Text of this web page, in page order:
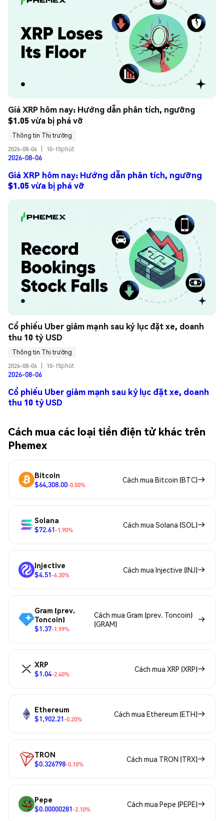
Giá XRP hôm nay: Hướng dẫn phân tích, ngưỡng
$1.05 vừa bị phá vỡ
Thông tin Thị trường
2026-08-06
10-15phút
2026-08-06
Giá XRP hôm nay: Hướng dẫn phân tích, ngưỡng
$1.05 vừa bị phá vỡ
Cổ phiếu Uber giảm mạnh sau kỷ lục đặt xe, doanh
thu 10 tỷ USD
Thông tin Thị trường
2026-08-06
10-15phút
2026-08-06
Cổ phiếu Uber giảm mạnh sau kỷ lục đặt xe, doanh
thu 10 tỷ USD
Cách mua các loại tiền điện tử khác trên
Phemex
Bitcoin
$64,308.00-0.50%
Cách mua Bitcoin (BTC)
Solana
$72.61-1.90%
Cách mua Solana (SOL)
Injective
$4.51-6.30%
Cách mua Injective (INJ)
Gram (prev.
Toncoin)
$1.37-1.99%
Cách mua Gram (prev. Toncoin)
(GRAM)
XRP
$1.04-2.40%
Cách mua XRP (XRP)
Ethereum
$1,902.21-0.20%
Cách mua Ethereum (ETH)
TRON
$0.326798-0.10%
Cách mua TRON (TRX)
Pepe
$0.00000281-2.10%
Cách mua Pepe (PEPE)